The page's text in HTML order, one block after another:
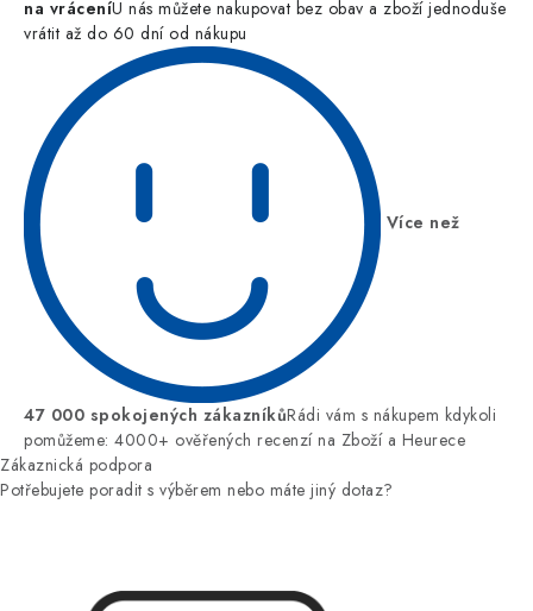
na vráceníU nás můžete nakupovat bez obav a zboží jednoduše
vrátit až do 60 dní od nákupu
Více než
47 000 spokojených zákazníkůRádi vám s nákupem kdykoli
pomůžeme: 4000+ ověřených recenzí na Zboží a Heurece
Zákaznická podpora
Potřebujete poradit s výběrem nebo máte jiný dotaz?